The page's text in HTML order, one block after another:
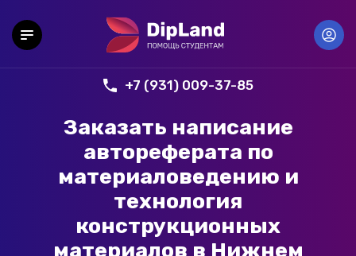
+7 (931) 009-37-85
Заказать написание
автореферата по
материаловедению и
технология
конструкционных
материалов в Нижнем